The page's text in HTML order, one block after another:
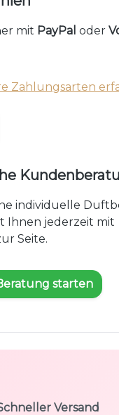
mit PayPal oder
Zahlungsarten
individuelle
Ihnen jederzeit mit
Seite.
starten
Versand